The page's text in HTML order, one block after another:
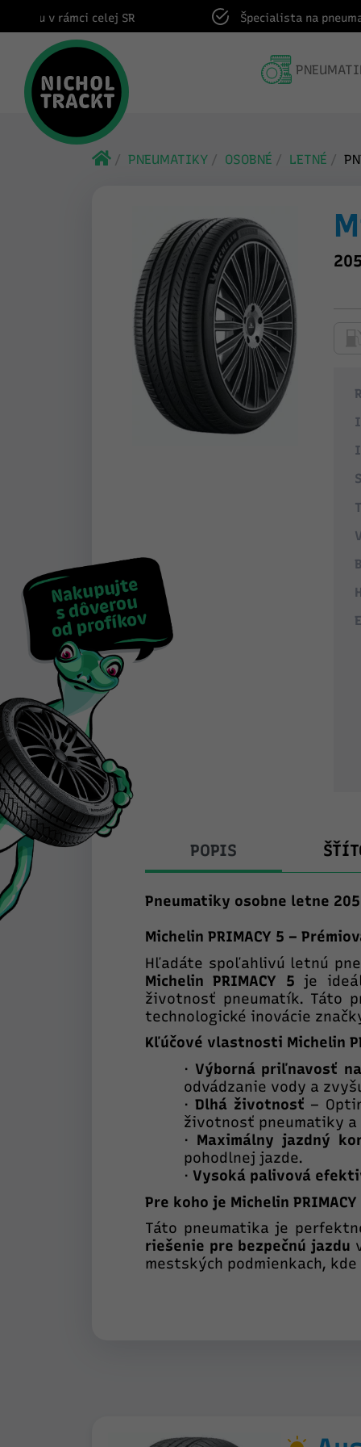
Špecialista na pneumatiky od roku 1991
PNEUMATIKY OSOBNÉ LETNÉ
POPIS
Pneumatiky osobne letne
Michelin PRIMACY 5 –
Hľadáte spoľahlivú letnú
Michelin PRIMACY 5 je
životnosť pneumatík. Táto
technologické inovácie
Kľúčové vlastnosti Michelin
· Výborná priľnavosť
odvádzanie vody a
· Dlhá životnosť –
životnosť pneumatiky a
· Maximálny jazdný
pohodlnej jazde.
· Vysoká palivová
Pre koho je Michelin
Táto pneumatika je
riešenie pre bezpečnú jazdu
mestských podmienkach,